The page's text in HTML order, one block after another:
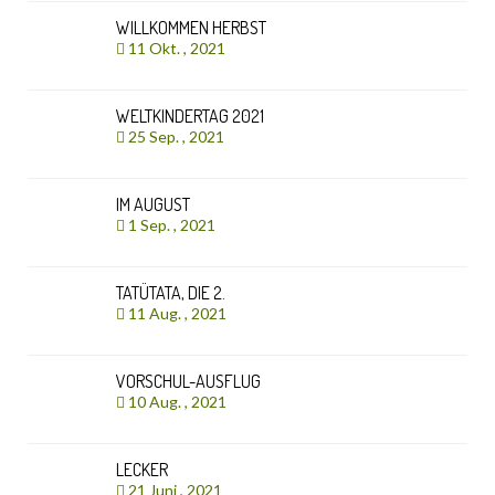
WILLKOMMEN HERBST
11 Okt. , 2021
WELTKINDERTAG 2021
25 Sep. , 2021
IM AUGUST
1 Sep. , 2021
TATÜTATA, DIE 2.
11 Aug. , 2021
VORSCHUL-AUSFLUG
10 Aug. , 2021
LECKER
21 Juni , 2021